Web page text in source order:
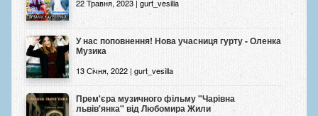
22 Травня, 2023 | gurt_vesilla
У нас поповнення! Нова учасниця гурту - Оленка
Музика
13 Січня, 2022 | gurt_vesilla
Прем'єра музичного фільму "Чарівна
львів'янка" від Любомира Жили